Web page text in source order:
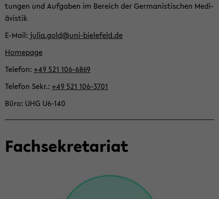
tun­gen und Auf­ga­ben im Be­reich der Ger­ma­nis­ti­schen Me­di­
ävis­tik
E-​Mail julia.gold@uni-​bielefeld.de
Home­page
Te­le­fon +49 521 106-​6869
Te­le­fon Sekr. +49 521 106-​3701
Büro UHG U6-​140
Fach­se­kre­ta­ri­at